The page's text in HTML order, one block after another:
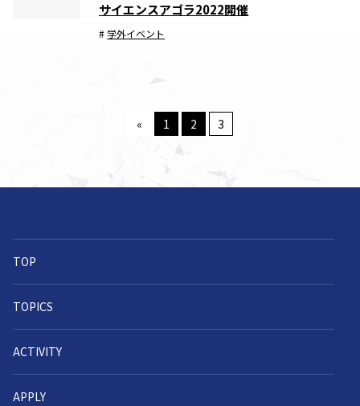
サイエンスアゴラ2022開催
学外イベント
« 1 2 3
TOP
TOPICS
ACTIVITY
APPLY